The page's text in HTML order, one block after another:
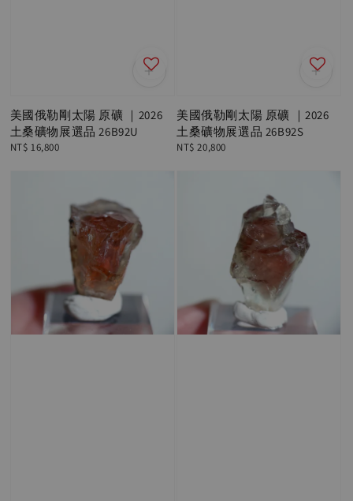
美國俄勒剛太陽 原礦 ｜2026
土桑礦物展選品 26B92U
Regular
NT$ 16,800
美國俄勒剛太陽 原礦 ｜2026
土桑礦物展選品 26B92S
Regular
NT$ 20,800